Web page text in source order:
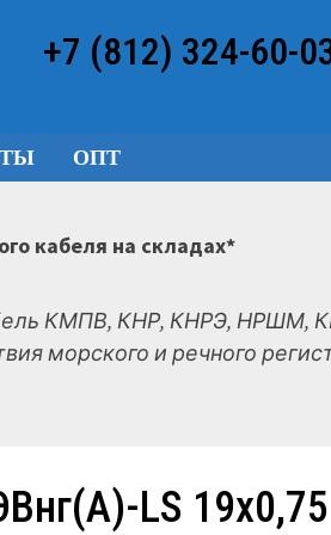
+7 (812) 324-60-
ОПТ
кабеля на складах*
КМПВ, КНР, КНРЭ, НРШМ,
морского и речного
LS